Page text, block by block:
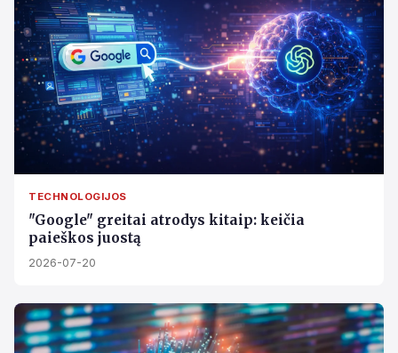
TECHNOLOGIJOS
"Google" greitai atrodys kitaip: keičia
paieškos juostą
2026-07-20